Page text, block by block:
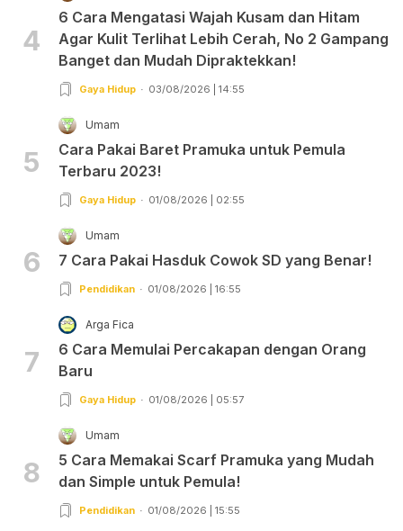
4
6 Cara Mengatasi Wajah Kusam dan Hitam
Agar Kulit Terlihat Lebih Cerah, No 2 Gampang
Banget dan Mudah Dipraktekkan!
Gaya Hidup 03/08/2026 | 14:55
5
Umam
Cara Pakai Baret Pramuka untuk Pemula
Terbaru 2023!
Gaya Hidup 01/08/2026 | 02:55
6
Umam
7 Cara Pakai Hasduk Cowok SD yang Benar!
Pendidikan 01/08/2026 | 16:55
7
Arga Fica
6 Cara Memulai Percakapan dengan Orang
Baru
Gaya Hidup 01/08/2026 | 05:57
8
Umam
5 Cara Memakai Scarf Pramuka yang Mudah
dan Simple untuk Pemula!
Pendidikan 01/08/2026 | 15:55